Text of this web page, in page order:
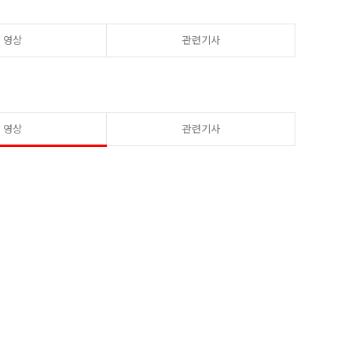
영상 관련기사
영상 관련기사